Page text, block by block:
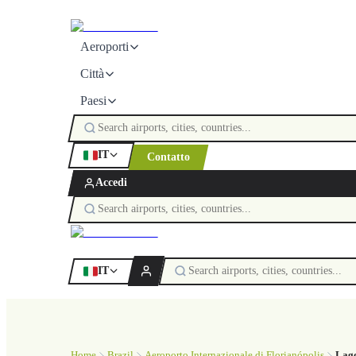
Aeroporti
Città
Paesi
IT Contatto
Accedi
IT